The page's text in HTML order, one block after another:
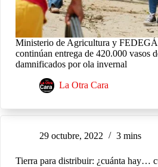
Ministerio de Agricultura y
continúan entrega de 420.000 vasos
damnificados por ola invernal
La Otra Cara
29 octubre, 2022 3 mins
Tierra para distribuir: ¿cuánta hay…